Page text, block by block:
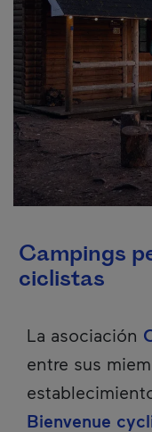
Campings
ciclistas
La asociación
entre sus
Bienvenue